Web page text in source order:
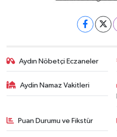
Aydın Nöbetçi Eczaneler
Aydin Namaz Vakitleri
Puan Durumu ve Fikstür